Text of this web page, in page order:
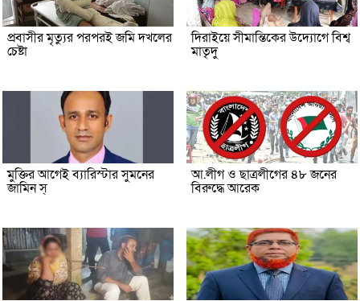
প্রবাসীর মৃত্যুর পরপরই জমি দখলের
চেষ্টা
দিরাইয়ে সীমান্তিকের উদ্যোগে বিশ্ব
মাতৃদু
মুক্তির আগেই ব্যারিস্টার সুমনের
জামিন স্
আ.লীগ ও ছাত্রলীগের ৪৮ জনের
বিরুদ্ধে আরেক